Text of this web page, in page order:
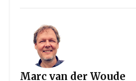
Marc van der Woude